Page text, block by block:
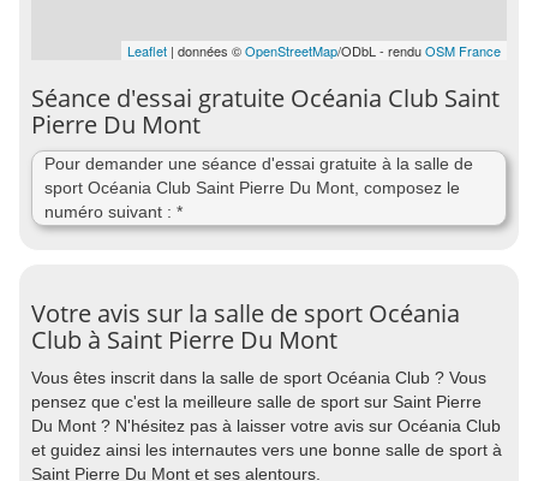
Leaflet | données ©OpenStreetMap/ODbL - renduOSM France
Séance d'essai gratuite Océania Club Saint
Pierre Du Mont
Pour demander une séance d'essai gratuite à la salle de
sport Océania Club Saint Pierre Du Mont, composez le
numéro suivant : *
Votre avis sur la salle de sport Océania
Club à Saint Pierre Du Mont
Vous êtes inscrit dans la salle de sport Océania Club ? Vous
pensez que c'est la meilleure salle de sport sur Saint Pierre
Du Mont ? N'hésitez pas à laisser votre avis sur Océania Club
et guidez ainsi les internautes vers une bonne salle de sport à
Saint Pierre Du Mont et ses alentours.